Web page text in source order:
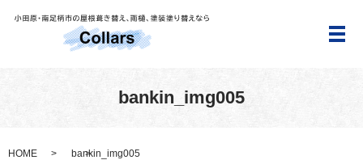
メ
bankin_img005
HOME bankin_img005